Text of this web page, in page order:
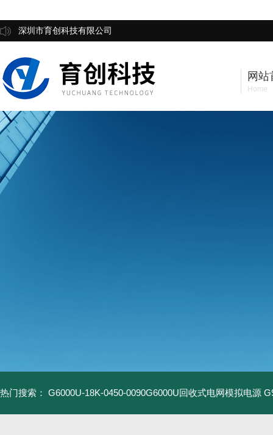
深圳市育创科技有限公司
网站
Home
热门搜索： G6000U-18K-0450-0090G6000U回收式电网模拟电源